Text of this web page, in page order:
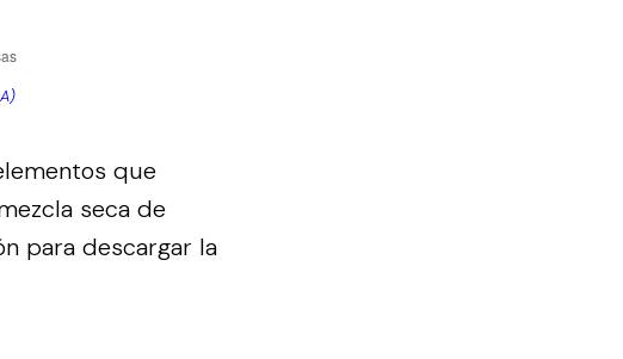
que
seca de
para descargar la